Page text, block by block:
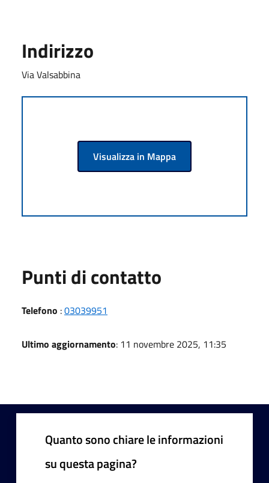
Indirizzo
Via Valsabbina
Visualizza in Mappa
Punti di contatto
Telefono :03039951
Ultimo aggiornamento: 11 novembre 2025, 11:35
Quanto sono chiare le informazioni
su questa pagina?